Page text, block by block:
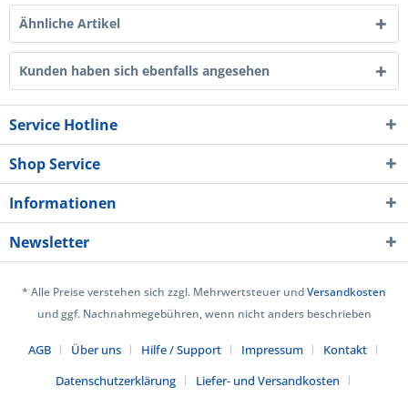
Ähnliche Artikel
Kunden haben sich ebenfalls angesehen
Service Hotline
Shop Service
Informationen
Newsletter
* Alle Preise verstehen sich zzgl. Mehrwertsteuer undVersandkosten
und ggf. Nachnahmegebühren, wenn nicht anders beschrieben
AGB Über uns Hilfe / Support Impressum
Kontakt
Datenschutzerklärung
Liefer- und Versandkosten